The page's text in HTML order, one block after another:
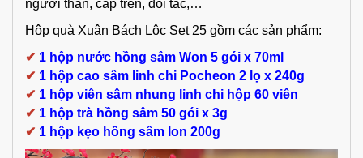
người thân, cấp trên, đối tác,…
Hộp quà Xuân Bách Lộc Set 25 gồm các sản phẩm:
✔ 1 hộp nước hồng sâm Won 5 gói x 70ml
✔ 1 hộp cao sâm linh chi Pocheon 2 lọ x 240g
✔ 1 hộp viên sâm nhung linh chi hộp 60 viên
✔ 1 hộp trà hồng sâm 50 gói x 3g
✔ 1 hộp kẹo hồng sâm lon 200g